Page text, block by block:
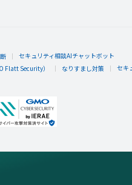
セキュリティ相談AIチャットボット
Flatt Security） なりすまし対策 セキ